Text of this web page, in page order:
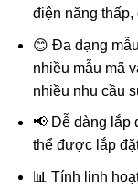
điện năng
😊 Đa dạng
nhiều mẫu mã
nhiều nhu cầu
📢 Dễ dàng lắp
thể được lắp
📊 Tính linh